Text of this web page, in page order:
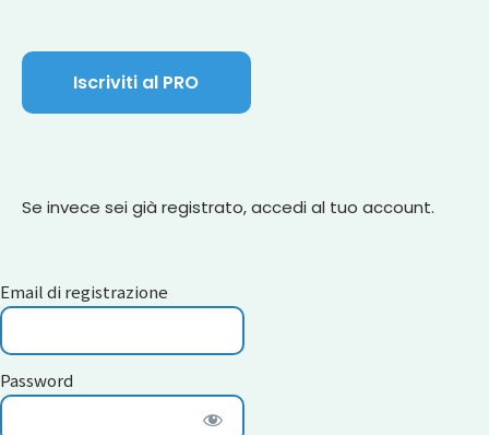
Iscriviti al PRO
Se invece sei già registrato, accedi al tuo account.
Email di registrazione
Password